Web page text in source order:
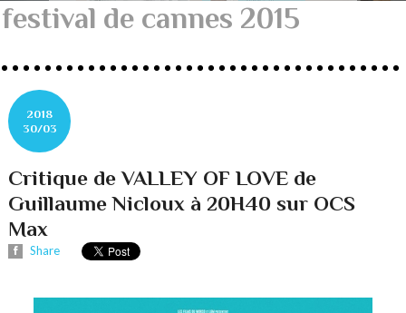
festival de cannes 2015
2018
30/03
Critique de VALLEY OF LOVE de
Guillaume Nicloux à 20H40 sur OCS
Max
Share